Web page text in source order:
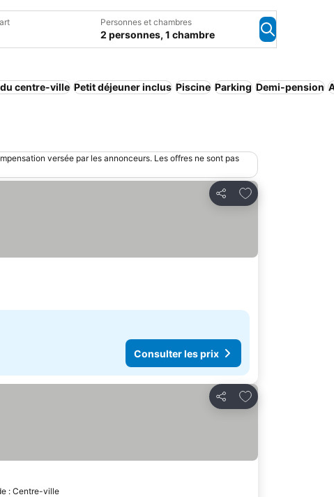
Personnes et chambres
2 personnes, 1 chambre
centre-ville Petit déjeuner inclus Piscine Parking Demi-pension
versée par les annonceurs. Les offres ne sont pas
Partager
Ajouter à mes
Consulter les prix
Partager
Ajouter à mes
: Centre-ville